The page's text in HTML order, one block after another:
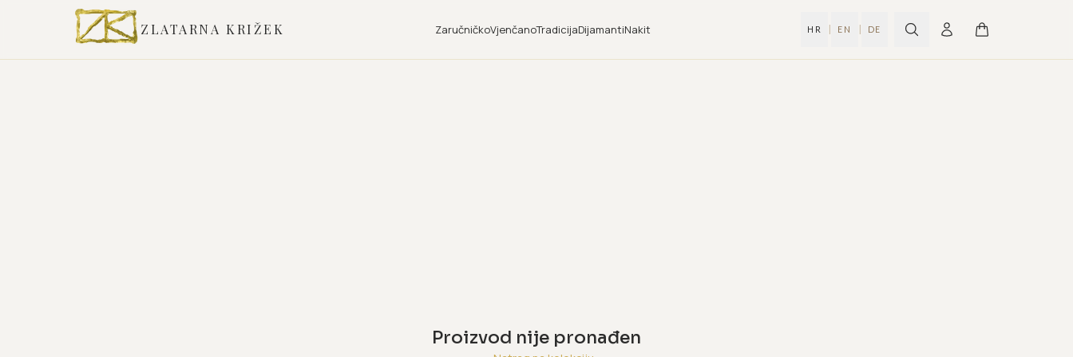
ZLATARNA KRIŽEK ZaručničkoVjenčanoTradicijaDijamantiNakit HR | EN | DE
Proizvod nije pronađen